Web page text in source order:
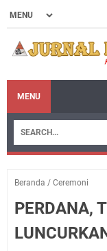
MENU
Beranda / Ceremoni
PERDANA,